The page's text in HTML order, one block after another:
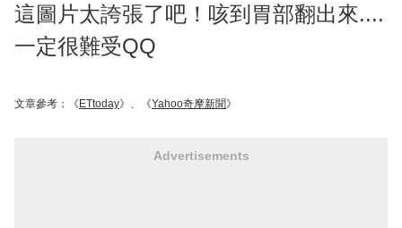
這圖片太誇張了吧！咳到胃部翻出來....
一定很難受QQ
文章參考：《 ETtoday》、《Yahoo奇摩新聞》
Advertisements